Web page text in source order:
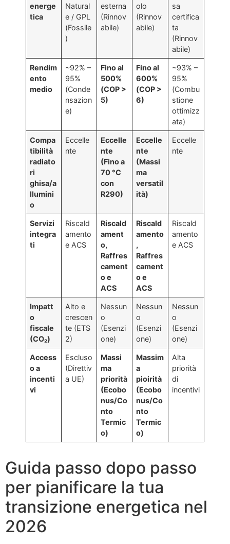
energe
tica
Natural
e / GPL
(Fossile
)
esterna
(Rinnov
abile)
olo
(Rinnov
abile)
sa
certifica
ta
(Rinnov
abile)
Rendim
ento
medio
~92% –
95%
(Conde
nsazion
e)
Fino al
500%
(COP >
5)
Fino al
600%
(COP >
6)
~93% –
95%
(Combu
stione
ottimizz
ata)
Compa
tibilità
radiato
ri
ghisa/a
llumini
o
Eccelle
nte
Eccelle
nte
(Fino a
70 °C
con
R290)
Eccelle
nte
(Massi
ma
versatil
ità)
Eccelle
nte
Servizi
integra
ti
Riscald
amento
e ACS
Riscald
ament
o,
Raffres
cament
o e
ACS
Riscald
amento
,
Raffres
cament
o e
ACS
Riscald
amento
e ACS
Impatt
o
fiscale
(CO₂)
Alto e
crescen
te (ETS
2)
Nessun
o
(Esenzi
one)
Nessun
o
(Esenzi
one)
Nessun
o
(Esenzi
one)
Access
o a
incenti
vi
Escluso
(Direttiv
a UE)
Massi
ma
priorità
(Ecobo
nus/Co
nto
Termic
o)
Massim
a
pioirità
(Ecobo
nus/Co
nto
Termic
o)
Alta
priorità
di
incentivi
Guida passo dopo passo
per pianificare la tua
transizione energetica nel
2026